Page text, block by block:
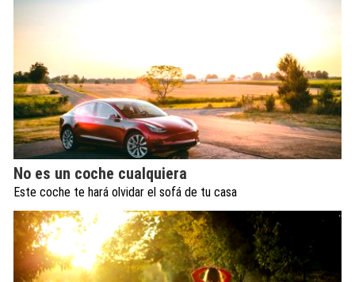
No es un coche cualquiera
Este coche te hará olvidar el sofá de tu casa